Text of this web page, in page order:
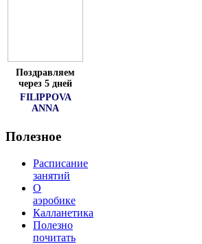
Поздравляем
через 5 дней
FILIPPOVA
ANNA
Полезное
Расписание
занятий
О
аэробике
Калланетика
Полезно
почитать